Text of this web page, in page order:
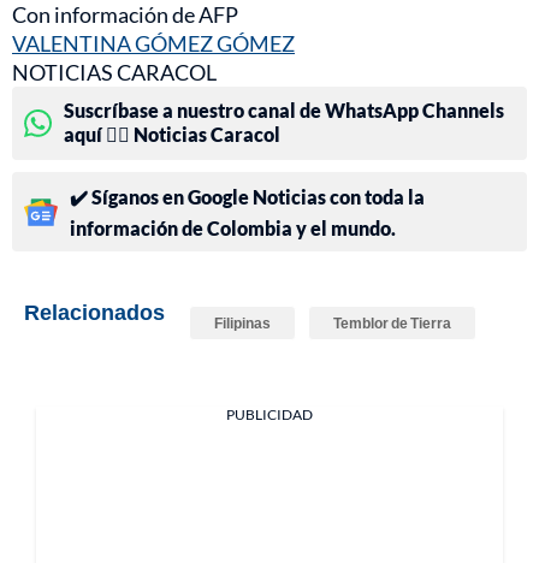
Con información de AFP
VALENTINA GÓMEZ GÓMEZ
NOTICIAS CARACOL
Suscríbase a nuestro canal de WhatsApp Channels
aquí 👉🏻 Noticias Caracol
✔️ Síganos en Google Noticias con toda la
información de Colombia y el mundo.
Relacionados Filipinas Temblor de Tierra
PUBLICIDAD